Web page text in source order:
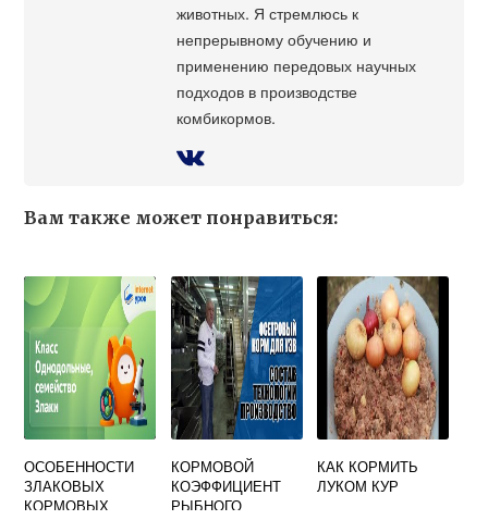
животных. Я стремлюсь к
непрерывному обучению и
применению передовых научных
подходов в производстве
комбикормов.
Вам также может понравиться:
ОСОБЕННОСТИ
ЗЛАКОВЫХ
КОРМОВЫХ
КОРМОВОЙ
КОЭФФИЦИЕНТ
РЫБНОГО
КАК КОРМИТЬ
ЛУКОМ КУР